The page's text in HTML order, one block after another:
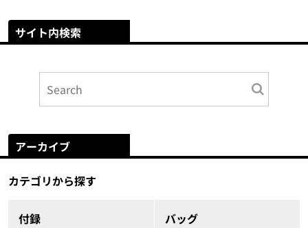
サイト内検索
アーカイブ
カテゴリから探す
付録 バッグ